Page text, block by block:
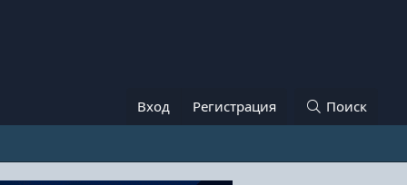
Вход Регистрация Поиск